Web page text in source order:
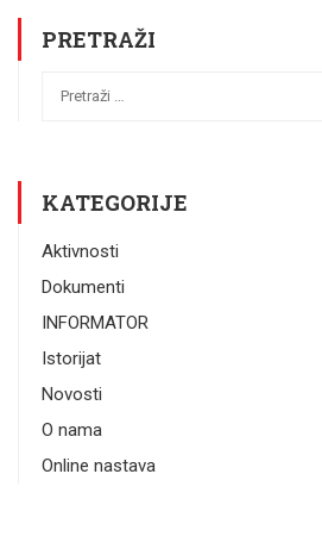
PRETRAŽI
KATEGORIJE
Aktivnosti
Dokumenti
INFORMATOR
Istorijat
Novosti
O nama
Online nastava